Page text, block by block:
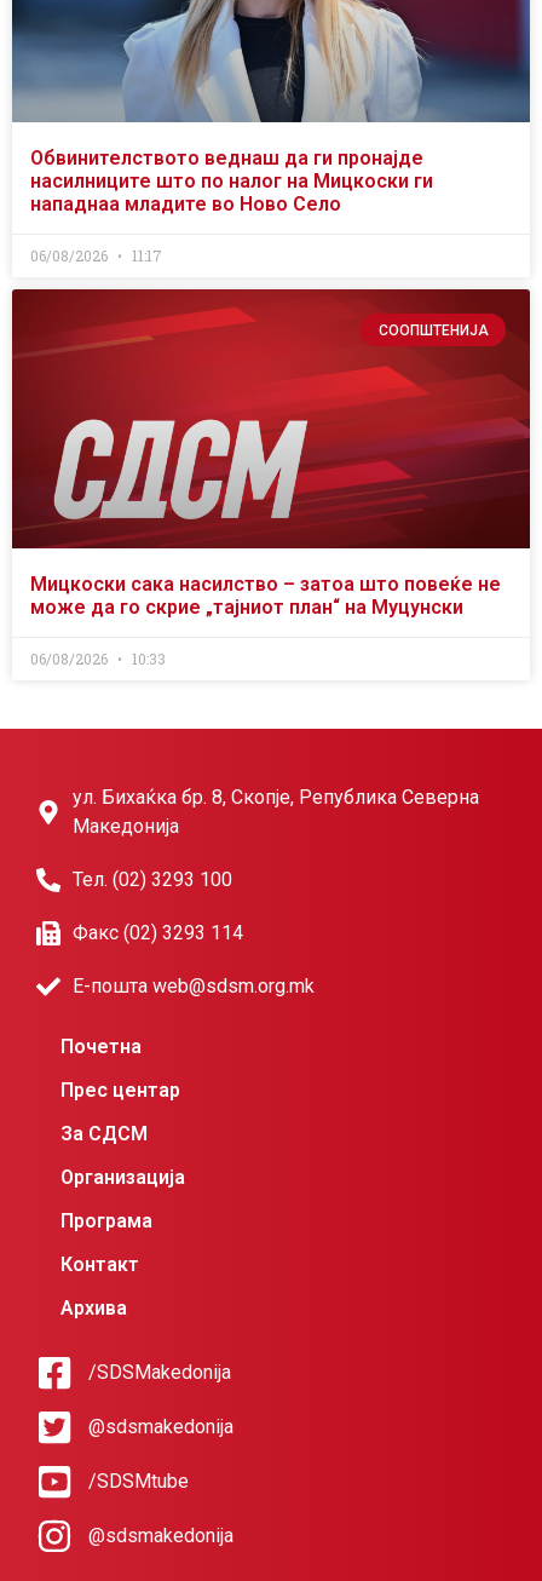
Обвинителството веднаш да ги пронајде
насилниците што по налог на Мицкоски ги
нападнаа младите во Ново Село
06/08/2026 11:17
СООПШТЕНИЈА
Мицкоски сака насилство – затоа што повеќе не
може да го скрие „тајниот план“ на Муцунски
06/08/2026 10:33
ул. Бихаќка бр. 8, Скопје, Република Северна
Македонија
Тел. (02) 3293 100
Факс (02) 3293 114
Е-пошта web@sdsm.org.mk
Почетна
Прес центар
За СДСМ
Организација
Програма
Контакт
Архива
/SDSMakedonija
@sdsmakedonija
/SDSMtube
@sdsmakedonija